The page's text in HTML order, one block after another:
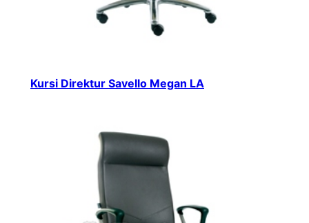
Kursi Direktur Savello Megan LA